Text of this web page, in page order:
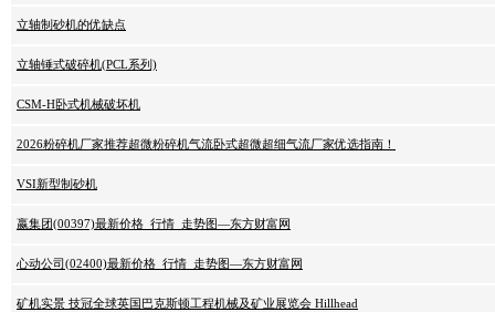
立轴制砂机的优缺点
立轴锤式破碎机(PCL系列)
CSM-H卧式机械破坏机
2026粉碎机厂家推荐超微粉碎机气流卧式超微超细气流厂家优选指南！
VSI新型制砂机
嬴集团(00397)最新价格_行情_走势图—东方财富网
心动公司(02400)最新价格_行情_走势图—东方财富网
矿机实景 技冠全球英国巴克斯顿工程机械及矿业展览会 Hillhead